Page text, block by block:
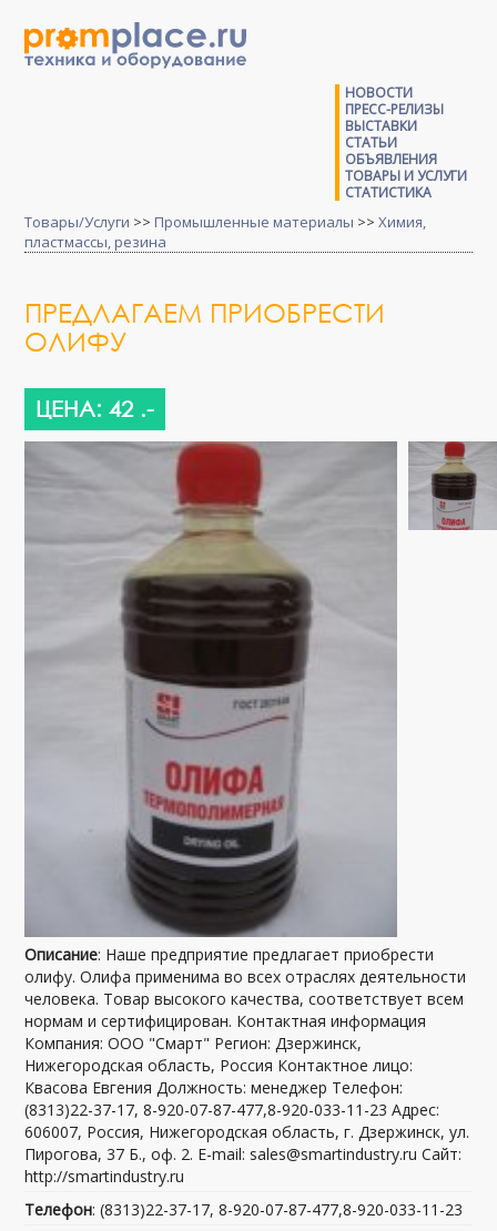
НОВОСТИ
ПРЕСС-РЕЛИЗЫ
ВЫСТАВКИ
СТАТЬИ
ОБЪЯВЛЕНИЯ
ТОВАРЫ И УСЛУГИ
СТАТИСТИКА
Товары/Услуги >> Промышленные материалы >>Химия,
пластмассы, резина
ПРЕДЛАГАЕМ ПРИОБРЕСТИ
ОЛИФУ
ЦЕНА: 42 .-
Описание: Наше предприятие предлагает приобрести
олифу. Олифа применима во всех отраслях деятельности
человека. Товар высокого качества, соответствует всем
нормам и сертифицирован. Контактная информация
Компания: ООО "Смарт" Регион: Дзержинск,
Нижегородская область, Россия Контактное лицо:
Квасова Евгения Должность: менеджер Телефон:
(8313)22-37-17, 8-920-07-87-477,8-920-033-11-23 Адрес:
606007, Россия, Нижегородская область, г. Дзержинск, ул.
Пирогова, 37 Б., оф. 2. E-mail: sales@smartindustry.ru Сайт:
http://smartindustry.ru
Телефон: (8313)22-37-17, 8-920-07-87-477,8-920-033-11-23